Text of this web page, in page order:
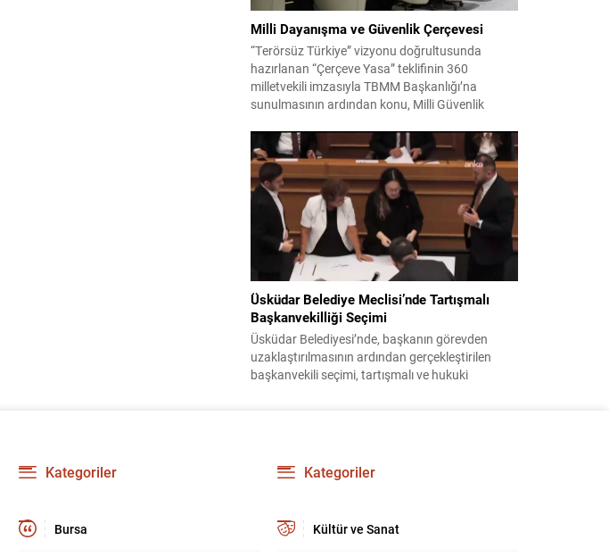
Milli Dayanışma ve Güvenlik Çerçevesi
“Terörsüz Türkiye” vizyonu doğrultusunda
hazırlanan “Çerçeve Yasa” teklifinin 360
milletvekili imzasıyla TBMM Başkanlığı’na
sunulmasının ardından konu, Milli Güvenlik
Toplantı sonrası yayımlanan sekiz maddelik
bildiri, ülke güvenliği ve bölgesel gelişmelere dair
değerlendirmeleri içermektedir. Yaklaşık 2 saat
15 dakika süren oturumun sonuç metninde;
terörle mücadele, bölgesel istikrar,...
Üsküdar Belediye Meclisi’nde Tartışmalı
Başkanvekilliği Seçimi
Üsküdar Belediyesi’nde, başkanın görevden
uzaklaştırılmasının ardından gerçekleştirilen
başkanvekili seçimi, tartışmalı ve hukuki
kamuoyunda tepkilere yol açtı. Seçim sürecinde
yaşanan gelişmeler, parti grupları arasındaki
Kategoriler
Bursa
Kategoriler
Kültür ve Sanat